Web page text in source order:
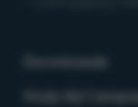
Hulp bij